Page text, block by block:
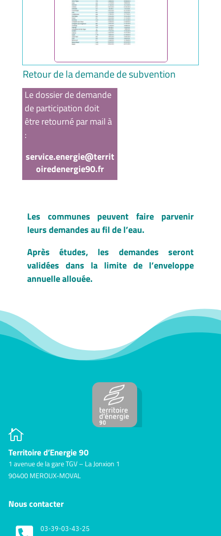
Retour de la demande de subvention
Le dossier de demande
de participation doit
être retourné par mail à
:
service.energie@territ
oiredenergie90.fr
Les communes peuvent faire parvenir
leurs demandes au fil de l’eau.
Après études, les demandes seront
validées dans la limite de l’enveloppe
annuelle allouée.

Territoire d’Energie 90
1 avenue de la gare TGV – La Jonxion 1
90400 MEROUX-MOVAL
Nous contacter
03-39-03-43-25